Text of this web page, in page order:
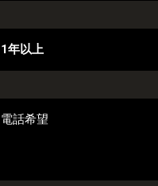
1年以上
電話希望